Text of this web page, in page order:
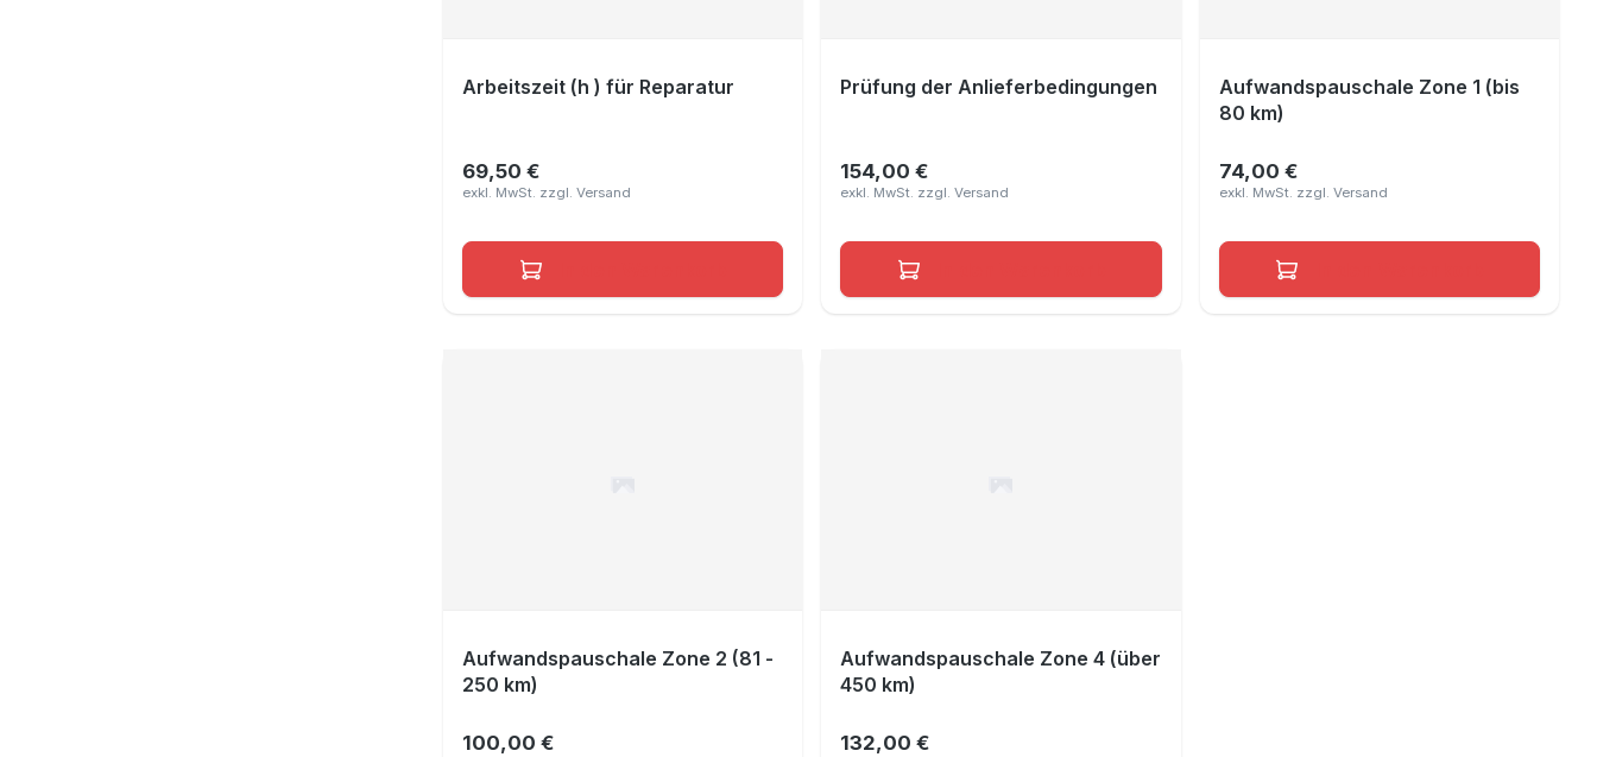
Arbeitszeit (h ) für Reparatur
Regulärer Preis:
69,50 €
Prüfung der Anlieferbedingungen
Regulärer Preis:
154,00 €
Aufwandspauschale Zone 1 (bis
80 km)
Regulärer Preis:
74,00 €
Aufwandspauschale Zone 2 (81 -
250 km)
Regulärer Preis:
100,00 €
Aufwandspauschale Zone 4 (über
450 km)
Regulärer Preis:
132,00 €